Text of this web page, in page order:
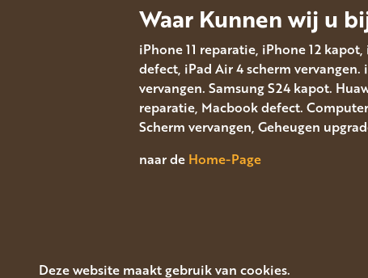
Deze website maakt gebruik van cookies.
Waar Kunnen wij u
iPhone 11 reparatie, iPhone 12
defect, iPad Air 4 scherm vervangen.
vervangen. Samsung S24 kapot.
reparatie, Macbook defect.
Scherm vervangen, Geheugen
naar de Home-Page